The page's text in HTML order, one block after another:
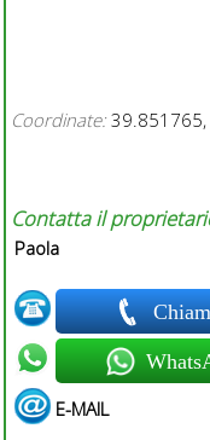
Coordinate:
Contatta il
Paola
E-MAIL